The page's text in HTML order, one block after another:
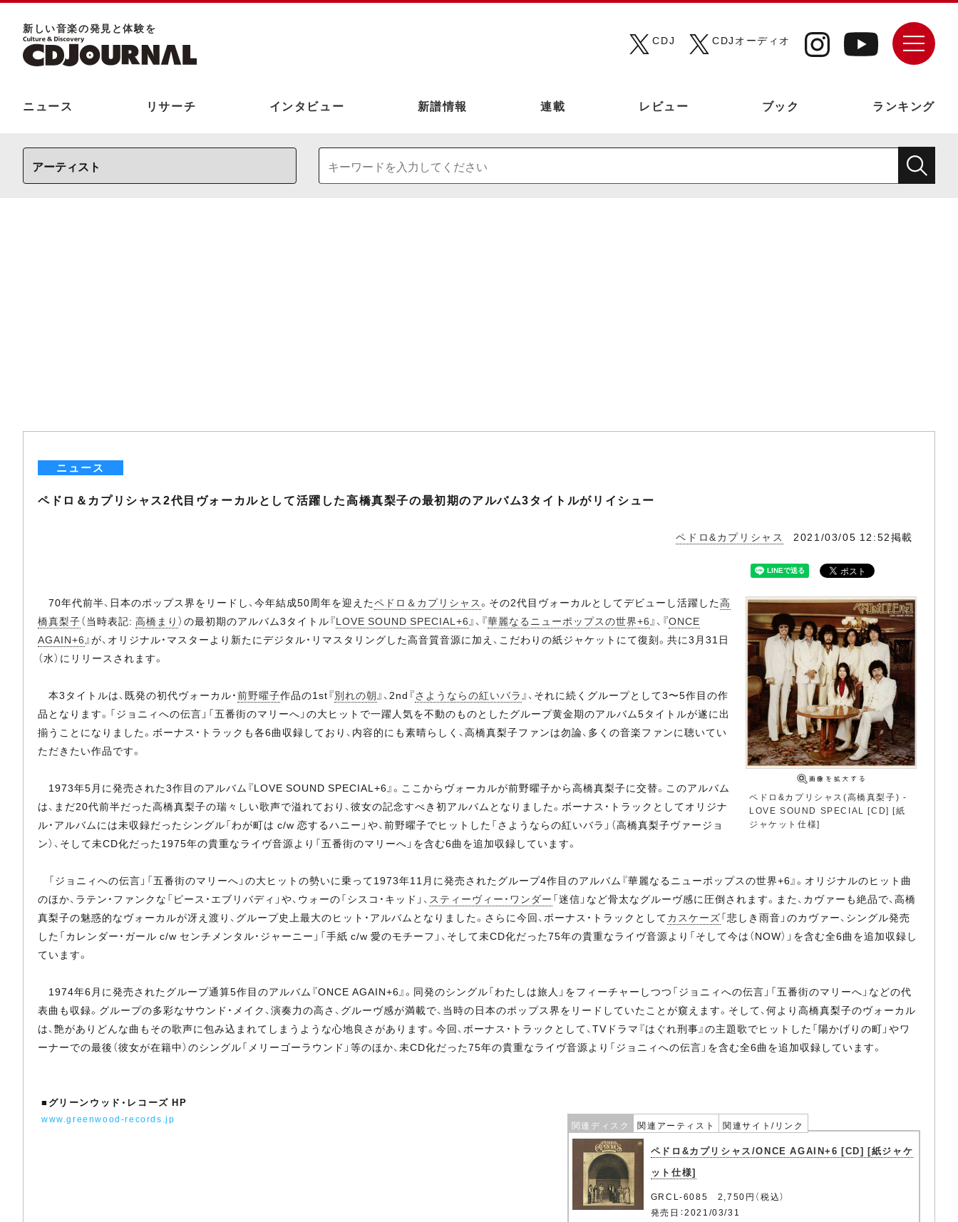
新しい⾳楽の発⾒と体験を
CDJ
CDJオーディオ
ニュース リサーチ インタビュー 新譜情報 連載 レビュー ブック ランキング
ニュース
ペドロ＆カプリシャス2代目ヴォーカルとして活躍した高橋真梨子の最初期のアルバム3タイトルがリイシュー
ペドロ&カプリシャス 2021/03/05 12:52掲載
ペドロ&カプリシャス(高橋真梨子) -
LOVE SOUND SPECIAL [CD] [紙
ジャケット仕様]
70年代前半、日本のポップス界をリードし、今年結成50周年を迎えたペドロ＆カプリシャス。その2代目ヴォーカルとしてデビューし活躍した高
橋真梨子（当時表記: 高橋まり ）の最初期のアルバム3タイトル『LOVE SOUND SPECIAL+6』、『華麗なるニューポップスの世界+6』、『ONCE
AGAIN+6』が、オリジナル・マスターより新たにデジタル・リマスタリングした高音質音源に加え、こだわりの紙ジャケットにて復刻。共に3月31日
（水）にリリースされます。
本3タイトルは、既発の初代ヴォーカル・前野曜子作品の1st『別れの朝』、2nd『さようならの紅いバラ』、それに続くグループとして3〜5作目の作
品となります。「ジョニィへの伝言」「五番街のマリーへ」の大ヒットで一躍人気を不動のものとしたグループ黄金期のアルバム5タイトルが遂に出
揃うことになりました。ボーナス・トラックも各6曲収録しており、内容的にも素晴らしく、高橋真梨子ファンは勿論、多くの音楽ファンに聴いてい
ただきたい作品です。
1973年5月に発売された3作目のアルバム『LOVE SOUND SPECIAL+6』。ここからヴォーカルが前野曜子から高橋真梨子に交替。このアルバム
は、まだ20代前半だった高橋真梨子の瑞々しい歌声で溢れており、彼女の記念すべき初アルバムとなりました。ボーナス・トラックとしてオリジナ
ル・アルバムには未収録だったシングル「わが町は c/w 恋するハニー」や、前野曜子でヒットした「さようならの紅いバラ」（高橋真梨子ヴァージョ
ン）、そして未CD化だった1975年の貴重なライヴ音源より「五番街のマリーへ」を含む6曲を追加収録しています。
「ジョニィへの伝言」「五番街のマリーへ」の大ヒットの勢いに乗って1973年11月に発売されたグループ4作目のアルバム『華麗なるニューポップスの世界+6』。オリジナルのヒット曲
のほか、ラテン・ファンクな「ピース・エブリバディ」や、ウォーの「シスコ・キッド」、 スティーヴィー・ワンダー 「迷信」など骨太なグルーヴ感に圧倒されます。また、カヴァーも絶品で、高橋
真梨子の魅惑的なヴォーカルが冴え渡り、グループ史上最大のヒット・アルバムとなりました。さらに今回、ボーナス・トラックとしてカスケーズ「悲しき雨音」のカヴァー、シングル発売
した「カレンダー・ガール c/w センチメンタル・ジャーニー」「手紙 c/w 愛のモチーフ」、そして未CD化だった75年の貴重なライヴ音源より「そして今は（NOW）」を含む全6曲を追加収録し
ています。
1974年6月に発売されたグループ通算5作目のアルバム『ONCE AGAIN+6』。同発のシングル「わたしは旅人」をフィーチャーしつつ「ジョニィへの伝言」「五番街のマリーへ」などの代
表曲も収録。グループの多彩なサウンド・メイク、演奏力の高さ、グルーヴ感が満載で、当時の日本のポップス界をリードしていたことが窺えます。そして、何より高橋真梨子のヴォーカル
は、艶がありどんな曲もその歌声に包み込まれてしまうような心地良さがあります。今回、ボーナス・トラックとして、TVドラマ『はぐれ刑事』の主題歌でヒットした「陽かげりの町」やワ
ーナーでの最後（彼女が在籍中）のシングル「メリーゴーラウンド」等のほか、未CD化だった75年の貴重なライヴ音源より「ジョニィへの伝言」を含む全6曲を追加収録しています。
関連ディスク 関連アーティスト 関連サイト/リンク
ペドロ&カプリシャス/ONCE AGAIN+6 [CD] [紙ジャケ
ット仕様]
GRCL-6085 2,750円（税込）
発売日：2021/03/31
■ グリーンウッド・レコーズ HP
www.greenwood-records.jp